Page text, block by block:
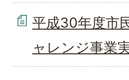
平成30年度市
ャレンジ事業